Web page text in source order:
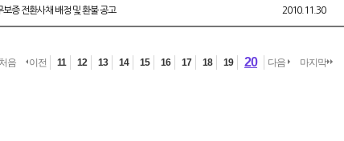
보증 전환사채 배정 및 환불 공고 2010.11.30
처음 이전 11 12 13 14 15 16 17 18 19 20 다음 마지막